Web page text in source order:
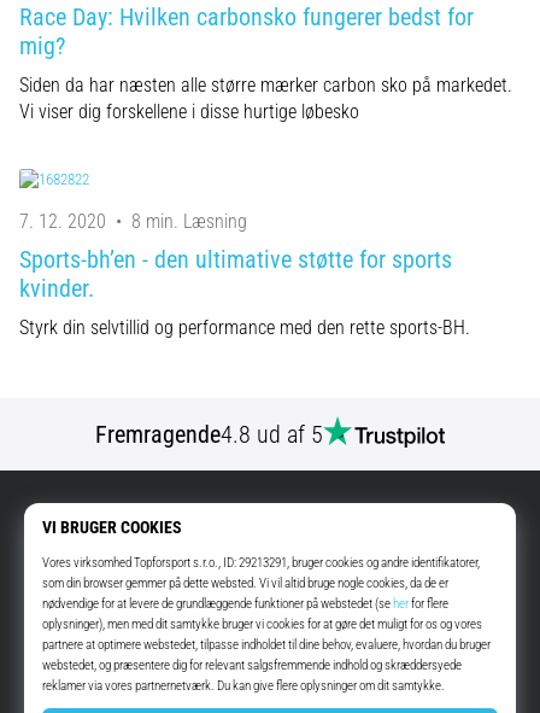
Race Day: Hvilken carbonsko fungerer bedst for
mig?
Siden da har næsten alle større mærker carbon sko på markedet.
Vi viser dig forskellene i disse hurtige løbesko
7. 12. 2020 • 8 min. Læsning
Sports-bh’en - den ultimative støtte for sports
kvinder.
Styrk din selvtillid og performance med den rette sports-BH.
Fremragende4.8 ud af 5
DKK - Danmark (Dansk)
info@top4running.dk
Anmod om udbetaling